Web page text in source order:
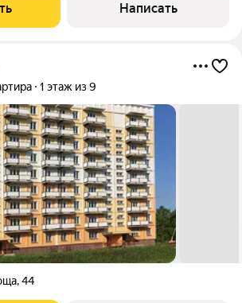
Написать
1 этаж из 9
,44